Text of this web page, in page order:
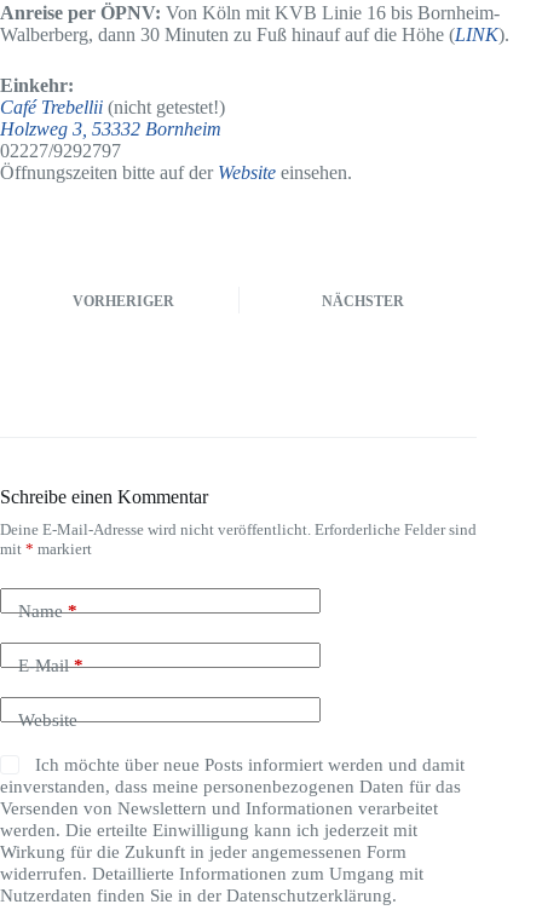
Anreise per ÖPNV: Von Köln mit KVB Linie 16 bis Bornheim-
Walberberg, dann 30 Minuten zu Fuß hinauf auf die Höhe (LINK).
Einkehr:
Café Trebellii (nicht getestet!)
Holzweg 3, 53332 Bornheim
02227/9292797
Öffnungszeiten bitte auf der Website einsehen.
VORHERIGER NÄCHSTER
Schreibe einen Kommentar
Deine E-Mail-Adresse wird nicht veröffentlicht. Erforderliche Felder sind
mit * markiert
Name*
E-Mail*
Website
Ich möchte über neue Posts informiert werden und damit
einverstanden, dass meine personenbezogenen Daten für das
Versenden von Newslettern und Informationen verarbeitet
werden. Die erteilte Einwilligung kann ich jederzeit mit
Wirkung für die Zukunft in jeder angemessenen Form
widerrufen. Detaillierte Informationen zum Umgang mit
Nutzerdaten finden Sie in der Datenschutzerklärung.